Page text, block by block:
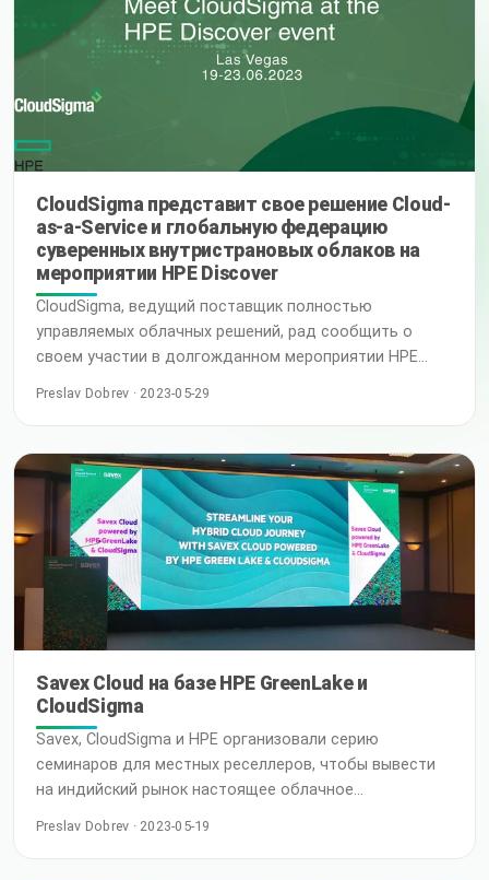
непревзойденный пользовательский опыт своим
уважаемым клиентам. Конечные клиенты могут
использовать хранилище во Франкфурте а
CloudSigma представит свое решение Cloud-
as-a-Service и глобальную федерацию
суверенных внутристрановых облаков на
мероприятии HPE Discover
CloudSigma, ведущий поставщик полностью
управляемых облачных решений, рад сообщить о
своем участии в долгожданном мероприятии HPE
Discover в Лас-Вегасе с 20 по 22 июня 2023 года. На
сеть федеративных суверенных внутристрановых
облаков. HPE Discover — это ежегодное
технологическое мероприятие, которое
Preslav Dobrev · 2023-05-29
Savex Cloud на базе HPE GreenLake и
CloudSigma
Savex, CloudSigma и HPE организовали серию
семинаров для местных реселлеров, чтобы вывести
на индийский рынок настоящее облачное
предложение Savex Technologies Pvt Ltd, крупнейшая
Preslav Dobrev · 2023-05-19